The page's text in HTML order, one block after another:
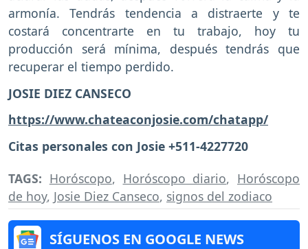
armonía. Tendrás tendencia a distraerte y te
costará concentrarte en tu trabajo, hoy tu
producción será mínima, después tendrás que
recuperar el tiempo perdido.
JOSIE DIEZ CANSECO
https://www.chateaconjosie.com/chatapp/
Citas personales con Josie +511-4227720
TAGS: Horóscopo, Horóscopo diario, Horóscopo
de hoy, Josie Diez Canseco, signos del zodiaco
SÍGUENOS EN GOOGLE NEWS